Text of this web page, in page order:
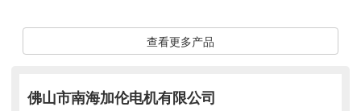
查看更多产品
佛山市南海加伦电机有限公司